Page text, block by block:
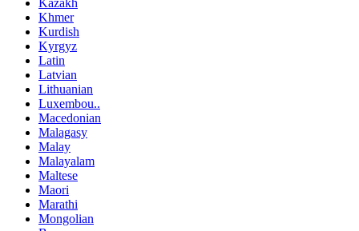
Kazakh
Khmer
Kurdish
Kyrgyz
Latin
Latvian
Lithuanian
Luxembou..
Macedonian
Malagasy
Malay
Malayalam
Maltese
Maori
Marathi
Mongolian